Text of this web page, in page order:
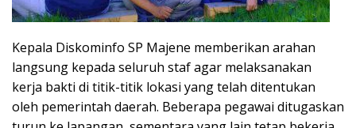
Kepala Diskominfo SP Majene memberikan arahan
langsung kepada seluruh staf agar melaksanakan
kerja bakti di titik-titik lokasi yang telah ditentukan
oleh pemerintah daerah. Beberapa pegawai ditugaskan